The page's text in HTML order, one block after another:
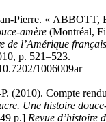
Pierre. « ABBOTT,
amère (Montréal,
de l’Amérique
p. 521–523.
1006009ar
(2010). Compte
Une histoire
p.] Revue d’histoire